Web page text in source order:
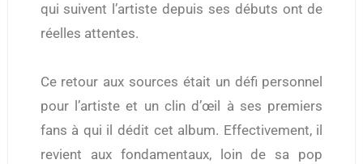
qui suivent l’artiste depuis ses débuts ont de
réelles attentes.
Ce retour aux sources était un défi personnel
pour l’artiste et un clin d’œil à ses premiers
fans à qui il dédit cet album. Effectivement, il
revient aux fondamentaux, loin de sa pop